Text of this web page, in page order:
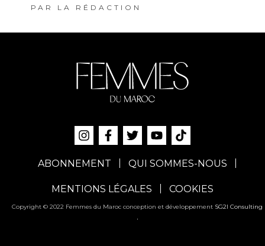
PAR LA RÉDACTION
ABONNEMENT QUI SOMMES-NOUS
MENTIONS LÉGALES COOKIES
Copyright © 2022 Femmes du Maroc conception et développement SG2I Consulting